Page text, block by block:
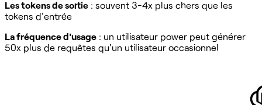
Les tokens de sortie : souvent 3-4x plus chers que les
tokens d'entrée
La fréquence d'usage : un utilisateur power peut générer
50x plus de requêtes qu'un utilisateur occasionnel